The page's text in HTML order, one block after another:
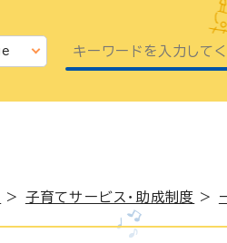
> 子育てサービス・助成制度 >